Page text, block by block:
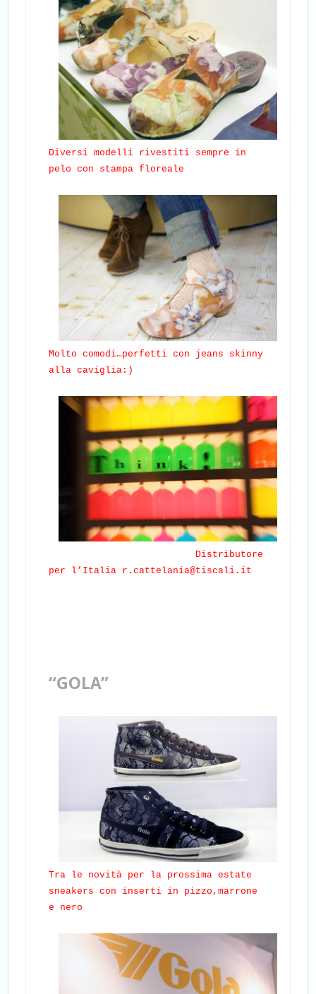
Diversi modelli rivestiti sempre in
pelo con stampa floreale
Molto comodi…perfetti con jeans skinny
alla caviglia:)
Distributore
per l’Italia r.cattelania@tiscali.it
“GOLA”
Tra le novità per la prossima estate
sneakers con inserti in pizzo,marrone
e nero